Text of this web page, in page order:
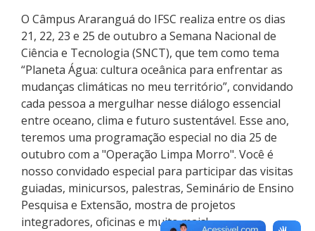
O Câmpus Araranguá do IFSC realiza entre os dias
21, 22, 23 e 25 de outubro a Semana Nacional de
Ciência e Tecnologia (SNCT), que tem como tema
“Planeta Água: cultura oceânica para enfrentar as
mudanças climáticas no meu território”, convidando
cada pessoa a mergulhar nesse diálogo essencial
entre oceano, clima e futuro sustentável. Esse ano,
teremos uma programação especial no dia 25 de
outubro com a "Operação Limpa Morro". Você é
nosso convidado especial para participar das visitas
guiadas, minicursos, palestras, Seminário de Ensino
Pesquisa e Extensão, mostra de projetos
integradores, oficinas e muito mais!